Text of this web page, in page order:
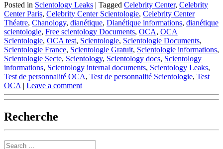
Posted in Scientology Leaks | Tagged Celebrity Center, Celebrity
Center Paris, Celebrity Center Scientologie, Celebrity Center
Théatre, Chanology, dianétique, Dianétique informations, dianétique
scientologie, Free scientology Documents, OCA, OCA
Scientologie, OCA test, Scientologie, Scientologie Documents,
Scientologie France, Scientologie Gratuit, Scientologie informations,
Scientologie Secte, Scientology, Scientology docs, Scientology
informations, Scientology internal documents, Scientology Leaks,
Test de personnalité OCA, Test de personnalité Scientologie, Test
OCA | Leave a comment
Recherche
Search